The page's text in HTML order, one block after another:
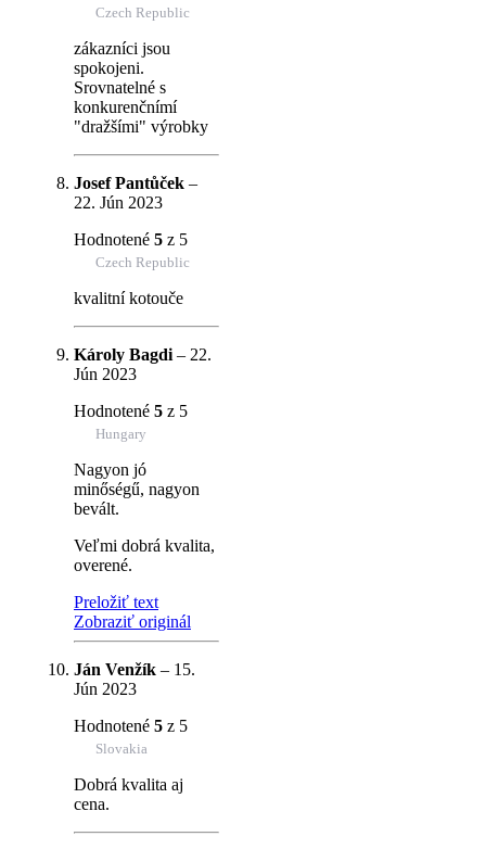
Czech Republic
zákazníci jsou
spokojeni.
Srovnatelné s
konkurenčnímí
"dražšími" výrobky
Josef Pantůček –
22. Jún 2023
Hodnotené 5 z 5
Czech Republic
kvalitní kotouče
Károly Bagdi – 22.
Jún 2023
Hodnotené 5 z 5
Hungary
Nagyon jó
minőségű, nagyon
bevált.
Veľmi dobrá kvalita,
overené.
Preložiť text
Zobraziť originál
Ján Venžík – 15.
Jún 2023
Hodnotené 5 z 5
Slovakia
Dobrá kvalita aj
cena.